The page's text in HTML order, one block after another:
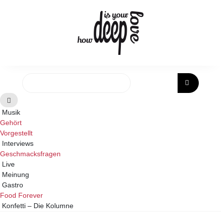
Musik
Gehört
Vorgestellt
Interviews
Geschmacksfragen
Live
Meinung
Gastro
Food Forever
Konfetti – Die Kolumne